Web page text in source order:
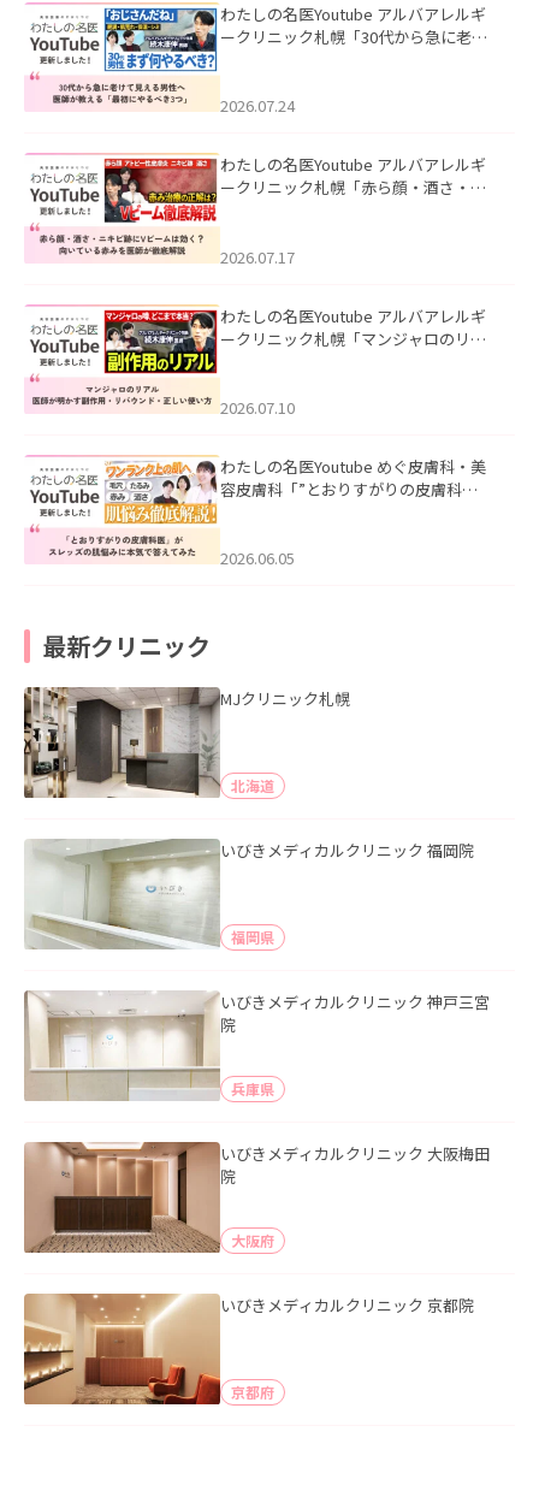
わたしの名医Youtube アルバアレルギ
ークリニック札幌「30代から急に老け
た。
2026.07.24
わたしの名医Youtube アルバアレルギ
ークリニック札幌「赤ら顔・酒さ・ニ
した。
2026.07.17
わたしの名医Youtube アルバアレルギ
ークリニック札幌「マンジャロのリア
た。
2026.07.10
わたしの名医Youtube めぐ皮膚科・美
容皮膚科「”とおりすがりの皮膚科
2026.06.05
最新クリニック
MJクリニック札幌
北海道
いびきメディカルクリニック 福岡院
福岡県
いびきメディカルクリニック 神戸三宮
院
兵庫県
いびきメディカルクリニック 大阪梅田
院
大阪府
いびきメディカルクリニック 京都院
京都府